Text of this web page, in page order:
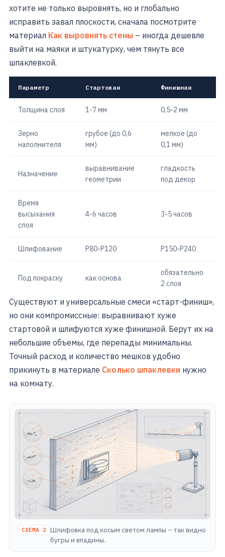
хотите не только выровнять, но и глобально
исправить завал плоскости, сначала посмотрите
материал Как выровнять стены – иногда дешевле
выйти на маяки и штукатурку, чем тянуть все
шпаклевкой.
Параметр Стартовая Финишная
Толщина слоя 1-7 мм 0,5-2 мм
Зерно
наполнителя
грубое (до 0,6
мм)
мелкое (до
0,1 мм)
Назначение
выравнивание
геометрии
гладкость
под декор
Время
высыхания
слоя
4-6 часов 3-5 часов
Шлифование P80-P120 P150-P240
Под покраску как основа
обязательно
2 слоя
Существуют и универсальные смеси «старт-финиш»,
но они компромиссные: выравнивают хуже
стартовой и шлифуются хуже финишной. Берут их на
небольшие объемы, где перепады минимальны.
Точный расход и количество мешков удобно
прикинуть в материале Сколько шпаклевки нужно
на комнату.
СХЕМА 2 Шлифовка под косым светом лампы – так видно
бугры и впадины.